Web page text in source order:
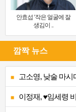
안효섭 ‘작은 얼굴에 잘
생김이 ..
깜짝 뉴스
고소영, 낮술 마시
이정재, ♥임세령